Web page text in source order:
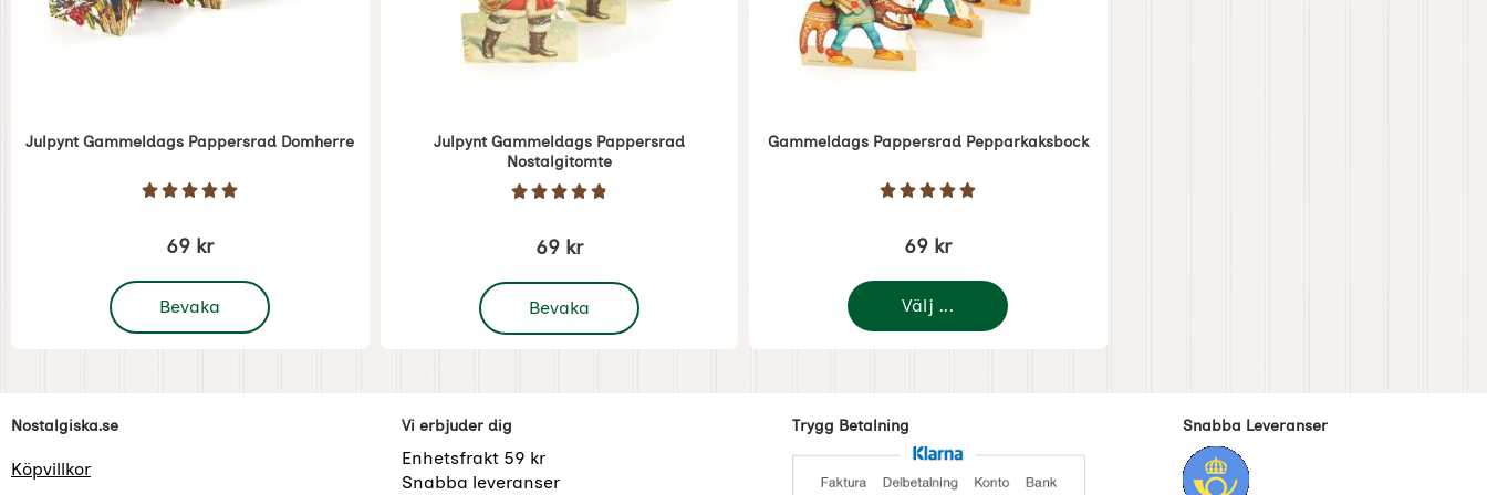
Julpynt Gammeldags Pappersrad Domherre
Betyg: 5 Stjärnor av 5
69 kr
Bevaka
, Julpynt Gammeldags Pappersrad Domherre
Julpynt Gammeldags Pappersrad
Nostalgitomte
Betyg: 4.9 Stjärnor av 5
69 kr
Bevaka
, Julpynt Gammeldags Pappersrad Nostalgitomte
Gammeldags Pappersrad Pepparkaksbock
Betyg: 5 Stjärnor av 5
69 kr
Välj ...
Sidfot Blandad info och länkar
Nostalgiska.se
Köpvillkor
Vi erbjuder dig
Enhetsfrakt 59 kr
Snabba leveranser
Trygg Betalning Snabba Leveranser